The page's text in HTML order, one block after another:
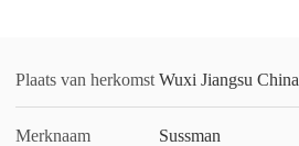
Plaats van herkomst Wuxi Jiangsu China
Merknaam Sussman